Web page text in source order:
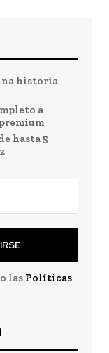
historia
a
hasta 5
las Políticas